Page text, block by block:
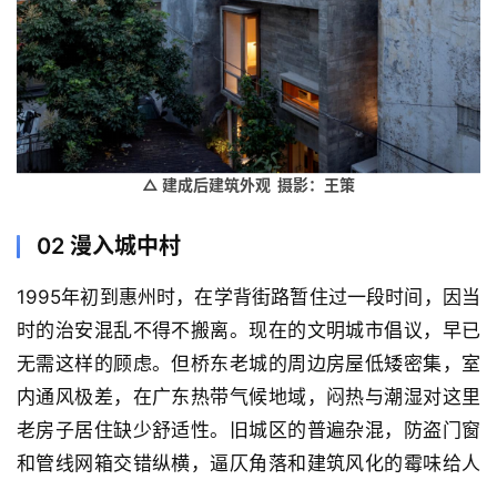
△ 建成后建筑外观 摄影：王策
02 漫入城中村
1995年初到惠州时，在学背街路暂住过一段时间，因当
时的治安混乱不得不搬离。现在的文明城市倡议，早已
无需这样的顾虑。但桥东老城的周边房屋低矮密集，室
内通风极差，在广东热带气候地域，闷热与潮湿对这里
老房子居住缺少舒适性。旧城区的普遍杂混，防盗门窗
和管线网箱交错纵横，逼仄角落和建筑风化的霉味给人